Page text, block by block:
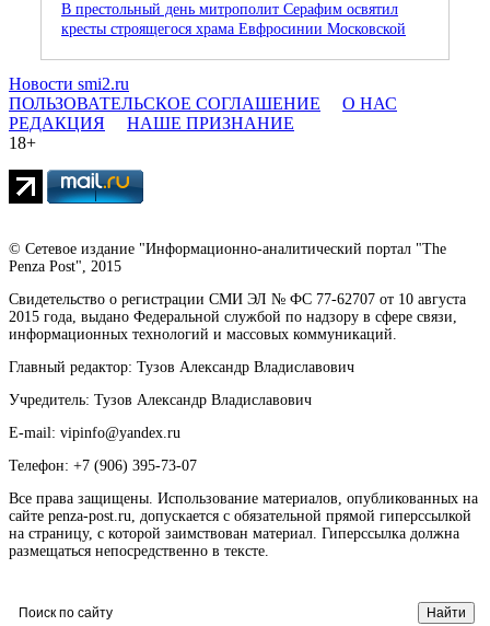
В престольный день митрополит Серафим освятил
кресты строящегося храма Евфросинии Московской
Новости smi2.ru
ПОЛЬЗОВАТЕЛЬСКОЕ СОГЛАШЕНИЕ
О НАС
РЕДАКЦИЯ
НАШЕ ПРИЗНАНИЕ
18+
© Сетевое издание "Информационно-аналитический портал "The
Penza Post", 2015
Свидетельство о регистрации СМИ ЭЛ № ФС 77-62707 от 10 августа
2015 года, выдано Федеральной службой по надзору в сфере связи,
информационных технологий и массовых коммуникаций.
Главный редактор: Тузов Александр Владиславович
Учредитель: Тузов Александр Владиславович
E-mail: vipinfo@yandex.ru
Телефон: +7 (906) 395-73-07
Все права защищены. Использование материалов, опубликованных на
сайте penza-post.ru, допускается с обязательной прямой гиперссылкой
на страницу, с которой заимствован материал. Гиперссылка должна
размещаться непосредственно в тексте.